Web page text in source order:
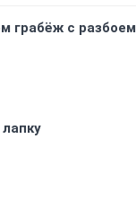
грабёж с разбоем